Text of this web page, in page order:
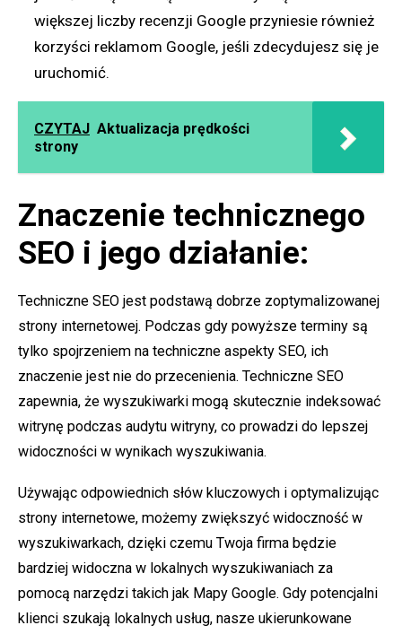
większej liczby recenzji Google przyniesie również
korzyści reklamom Google, jeśli zdecydujesz się je
uruchomić.
CZYTAJ Aktualizacja prędkości
strony
Znaczenie technicznego
SEO i jego działanie:
Techniczne SEO jest podstawą dobrze zoptymalizowanej
strony internetowej. Podczas gdy powyższe terminy są
tylko spojrzeniem na techniczne aspekty SEO, ich
znaczenie jest nie do przecenienia. Techniczne SEO
zapewnia, że wyszukiwarki mogą skutecznie indeksować
witrynę podczas audytu witryny, co prowadzi do lepszej
widoczności w wynikach wyszukiwania.
Używając odpowiednich słów kluczowych i optymalizując
strony internetowe, możemy zwiększyć widoczność w
wyszukiwarkach, dzięki czemu Twoja firma będzie
bardziej widoczna w lokalnych wyszukiwaniach za
pomocą narzędzi takich jak Mapy Google. Gdy potencjalni
klienci szukają lokalnych usług, nasze ukierunkowane